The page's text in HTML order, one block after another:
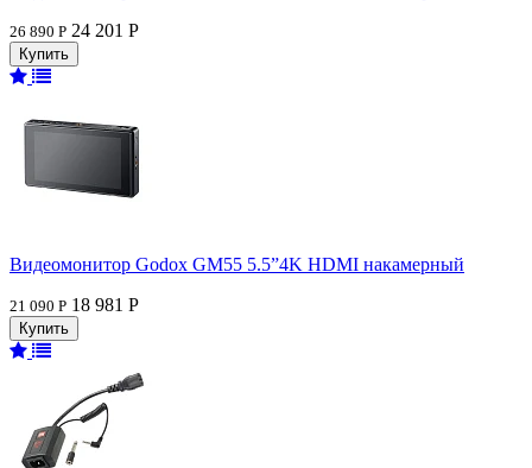
26 890 Р 24 201 Р
Видеомонитор Godox GM55 5.5”4K HDMI накамерный
21 090 Р 18 981 Р